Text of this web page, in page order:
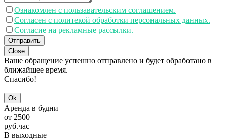
Ознакомлен с пользавательским соглашением.
Согласен с политекой обработки персональных данных.
Согласие на рекламные рассылки.
Отправить
Close
Ваше обращение успешно отправлено и будет обработано в
ближайшее время.
Спасибо!
Ok
Аренда в будни
от 2500
руб.час
В выходные